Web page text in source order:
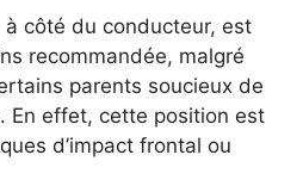
à côté du conducteur, est
recommandée, malgré
parents soucieux de
En effet, cette position est
d’impact frontal ou